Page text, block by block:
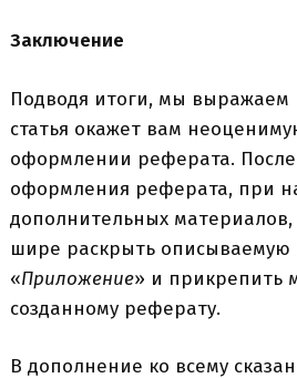
Заключение
Подводя итоги, мы выражаем
статья окажет вам
оформлении реферата.
оформления реферата, при
дополнительных
шире раскрыть описываемую
«Приложение» и прикрепить
созданному реферату.
В дополнение ко всему